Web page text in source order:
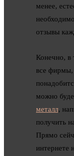
менее,
отзывы
Конечно, в
все фирмы,
можно
металл,
получить
Прямо
интернете